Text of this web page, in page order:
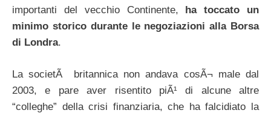
importanti del vecchio Continente, ha toccato un
minimo storico durante le negoziazioni alla Borsa
di Londra.
La societÃ britannica non andava cosÃ¬ male dal
2003, e pare aver risentito piÃ¹ di alcune altre
“colleghe” della crisi finanziaria, che ha falcidiato la